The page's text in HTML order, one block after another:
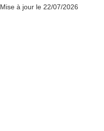
Mise à jour le 22/07/2026